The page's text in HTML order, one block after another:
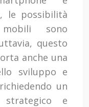
le possibilità
sono
questo
anche una
sviluppo e
un
e